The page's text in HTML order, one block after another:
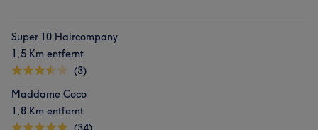
Super 10 Haircompany
1,5 Km entfernt
(3)
Maddame Coco
1,8 Km entfernt